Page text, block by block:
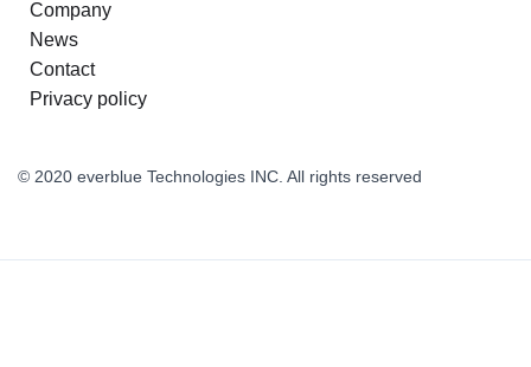
Company
News
Contact
Privacy policy
© 2020 everblue Technologies INC. All rights reserved